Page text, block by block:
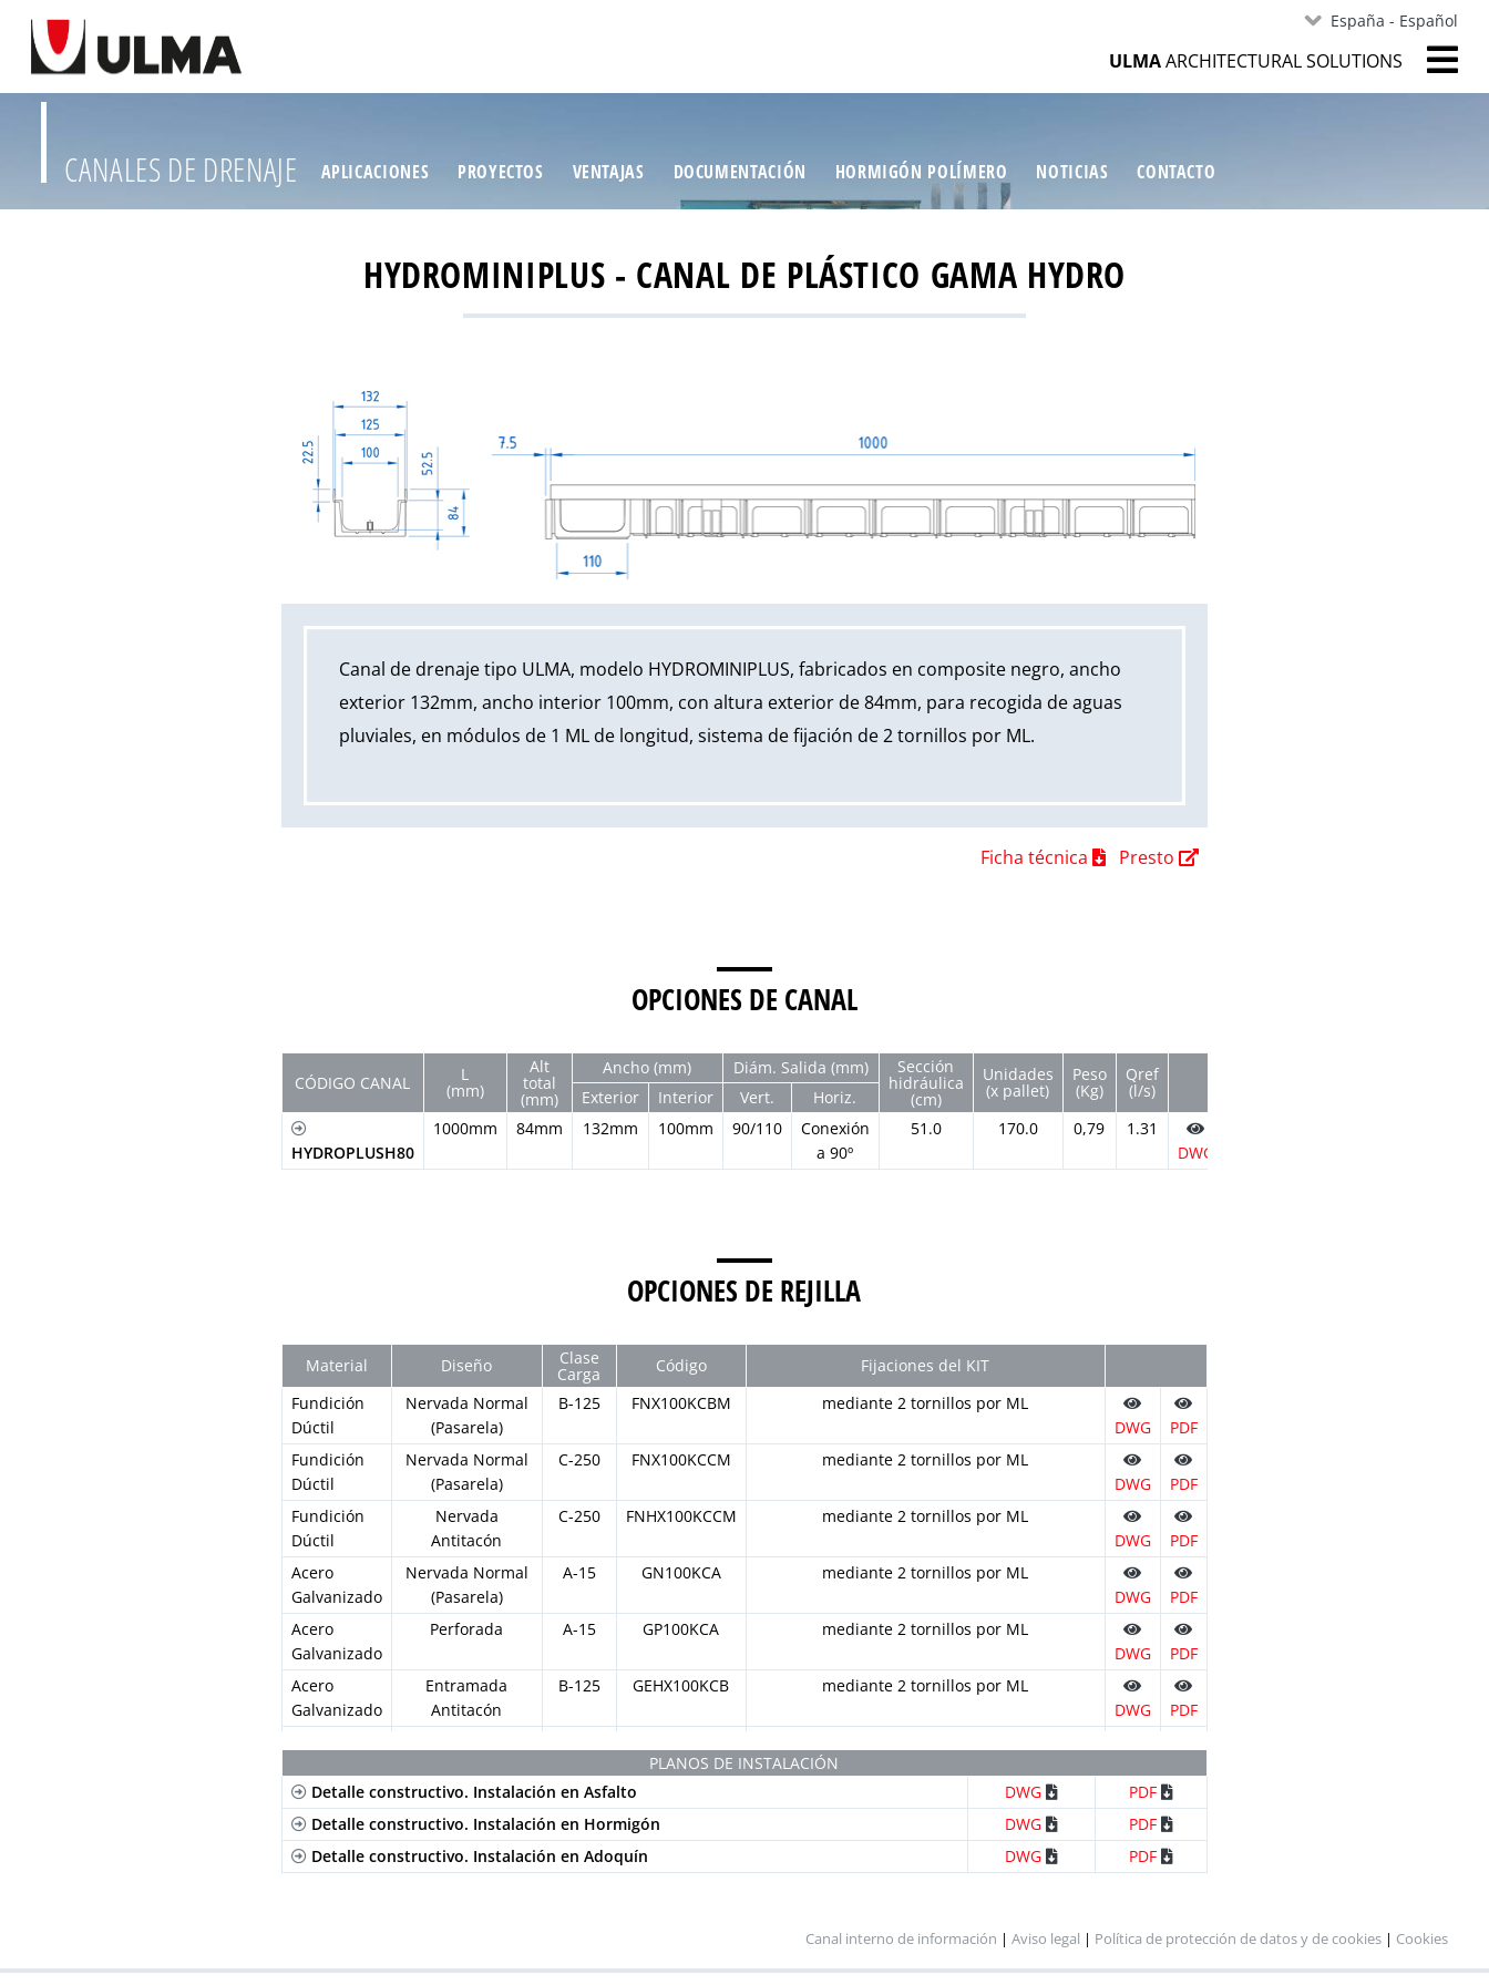
España - Español
ULMAARCHITECTURAL SOLUTIONS
CANALES DE DRENAJE APLICACIONES PROYECTOS VENTAJAS DOCUMENTACIÓN HORMIGÓN POLÍMERO NOTICIAS CONTACTO
HYDROMINIPLUS - CANAL DE PLÁSTICO GAMA HYDRO
Canal de drenaje tipo ULMA, modelo HYDROMINIPLUS, fabricados en composite negro, ancho
exterior 132mm, ancho interior 100mm, con altura exterior de 84mm, para recogida de aguas
pluviales, en módulos de 1 ML de longitud, sistema de fijación de 2 tornillos por ML.
Ficha técnica Presto
OPCIONES DE CANAL
CÓDIGO CANAL L
(mm)
Alt
total
(mm)
Ancho (mm) Diám. Salida (mm) Sección
hidráulica
(cm)
Unidades
(x pallet)
Peso
(Kg)
Qref
(l/s)
Exterior Interior Vert. Horiz.
HYDROPLUSH80
1000mm 84mm 132mm 100mm 90/110
Conexión
a 90º
51.0 170.0 0,79
1.31
DWG
OPCIONES DE REJILLA
Material Diseño Clase
Carga Código
Fijaciones del KIT
Fundición
Dúctil
Nervada Normal
(Pasarela)
B-125 FNX100KCBM
mediante 2 tornillos por ML
DWG
PDF
Fundición
Dúctil
Nervada Normal
(Pasarela)
C-250 FNX100KCCM
mediante 2 tornillos por ML
DWG
PDF
Fundición
Dúctil
Nervada
Antitacón
C-250 FNHX100KCCM
mediante 2 tornillos por ML
DWG
PDF
Acero
Galvanizado
Nervada Normal
(Pasarela)
A-15 GN100KCA
mediante 2 tornillos por ML
DWG
PDF
Acero
Galvanizado
Perforada A-15 GP100KCA
mediante 2 tornillos por ML
DWG
PDF
Acero
Galvanizado
Entramada
Antitacón
B-125 GEHX100KCB
mediante 2 tornillos por ML
DWG
PDF
Acero
Inoxidable
Perforada A-15
mediante 2 tornillos por ML
DWG
PDF
Composite
Nervada
Antitacón
A-15 PNH100KCAM
mediante 2 tornillos por ML
DWG
PDF
DWG
PDF
Composite
Nervada
A-15 PNLH100KCAM
mediante 2 cancelas y 2 tornillos por
PLANOS DE INSTALACIÓN
Detalle constructivo. Instalación en Asfalto
DWG
PDF
Detalle constructivo. Instalación en Hormigón
DWG
PDF
Detalle constructivo. Instalación en Adoquín
DWG PDF
Canal interno de información | Aviso legal | Política de protección de datos y de cookies | Cookies